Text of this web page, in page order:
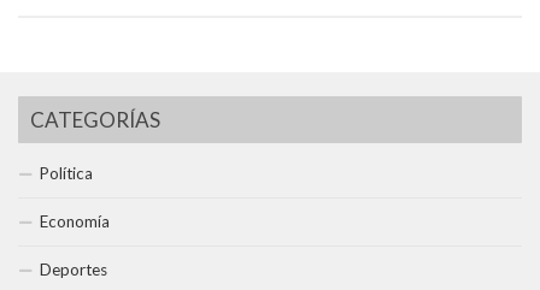
CATEGORÍAS
Política
Economía
Deportes